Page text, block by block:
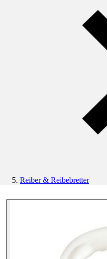
Reiber & Reibebretter